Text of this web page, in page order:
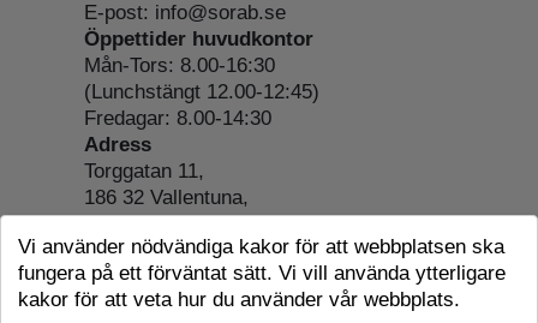
E-post: info@sorab.se
Öppettider huvudkontor
Mån-Tors: 8.00-16:30
(Lunchstängt 12.00-12:45)
Fredagar: 8.00-14:30
Adress
Torggatan 11,
186 32 Vallentuna,
Org.nr: 556197-4022
Om webbplatsen
Tillgänglighetsredogörelse
Cookie-information
Vi använder nödvändiga kakor för att webbplatsen ska
fungera på ett förväntat sätt. Vi vill använda ytterligare
kakor för att veta hur du använder vår webbplats.